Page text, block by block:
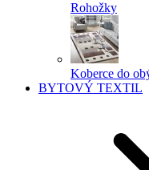
Rohožky
Koberce do
BYTOVÝ TEXTIL